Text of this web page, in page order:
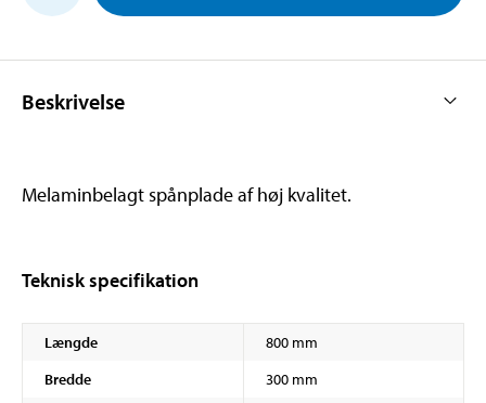
Beskrivelse
Melaminbelagt spånplade af høj kvalitet.
Teknisk specifikation
Længde
800 mm
Bredde
300 mm